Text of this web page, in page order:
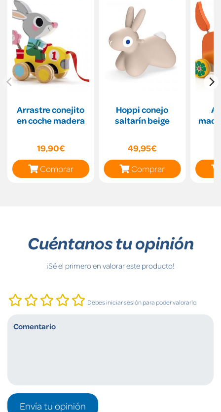
Arrastre conejito
en coche madera
19,90€
Comprar
Hoppi conejo
saltarín beige
49,95€
Comprar
Cuéntanos tu opinión
¡Sé el primero en valorar este producto!
Debes iniciar sesión para poder valorarlo
Envía tu opinión